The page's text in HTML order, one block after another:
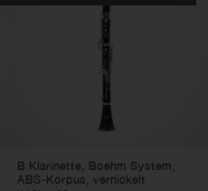
B Klarinette, Boehm System,
ABS-Korpus, vernickelt